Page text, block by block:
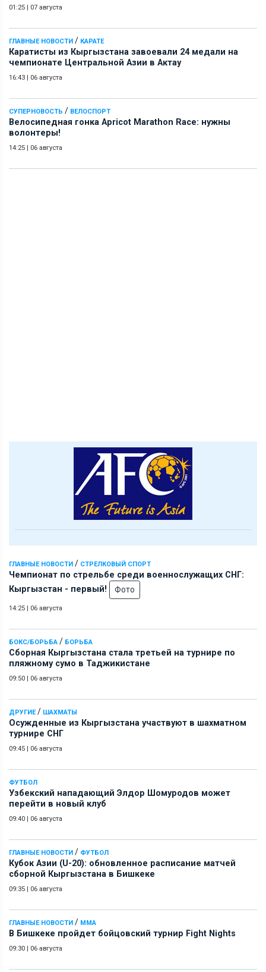
01:25 | 07 августа
ГЛАВНЫЕ НОВОСТИ / КАРАТЕ
Каратисты из Кыргызстана завоевали 24 медали на
чемпионате Центральной Азии в Актау
16:43 | 06 августа
СУПЕРНОВОСТЬ / ВЕЛОСПОРТ
Велосипедная гонка Apricot Marathon Race: нужны
волонтеры!
14:25 | 06 августа
ГЛАВНЫЕ НОВОСТИ / СТРЕЛКОВЫЙ СПОРТ
Чемпионат по стрельбе среди военнослужащих СНГ:
Кыргызстан - первый!
Фото
14:25 | 06 августа
БОКС/БОРЬБА / БОРЬБА
Сборная Кыргызстана стала третьей на турнире по
пляжному сумо в Таджикистане
09:50 | 06 августа
ДРУГИЕ/ ШАХМАТЫ
Осужденные из Кыргызстана участвуют в шахматном
турнире СНГ
09:45 | 06 августа
ФУТБОЛ
Узбекский нападающий Элдор Шомуродов может
перейти в новый клуб
09:40 | 06 августа
ГЛАВНЫЕ НОВОСТИ / ФУТБОЛ
Кубок Азии (U-20): обновленное расписание матчей
сборной Кыргызстана в Бишкеке
09:35 | 06 августа
ГЛАВНЫЕ НОВОСТИ / ММА
В Бишкеке пройдет бойцовский турнир Fight Nights
09:30 | 06 августа